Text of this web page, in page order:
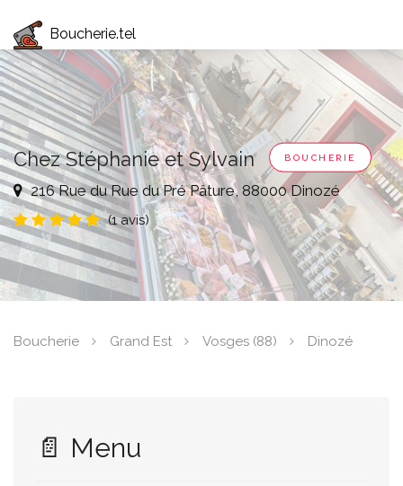
Boucherie.tel
Chez Stéphanie et Sylvain BOUCHERIE
216 Rue du Rue du Pré Pâture, 88000 Dinozé
(1 avis)
Boucherie Grand Est Vosges (88) Dinozé
📄 Menu